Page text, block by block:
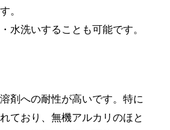
。
水洗いすることも可能です。
剤への耐性が高いです。特に
ており、無機アルカリのほと